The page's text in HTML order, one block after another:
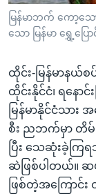
သို့
ကျော်
ရှာဖွေ
ရန်
နေရာ
သို့
ကျော်
ရန်
ဗွီအိုအေ လူမှုကွန်ယက်
ဘာသာစကားမျ
မြန်မာဘက် ကော့သ
သော မြန်မာ ရွှေ့ပြေ
ထိုင်း-မြန်မာနယ်
ထိုင်းနိုင်ငံ၊ ရနော
မြန်မာနိုင်ငံသာ
စီး ညဘက်မှာ တိမ်း
ပြီး သေဆုံးခဲ့ကြ
ဆဲဖြစ်ပါတယ်။ ဆ
ဖြစ်တဲ့အကြောင်